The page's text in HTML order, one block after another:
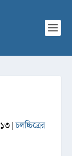
|চলচ্চিত্রের